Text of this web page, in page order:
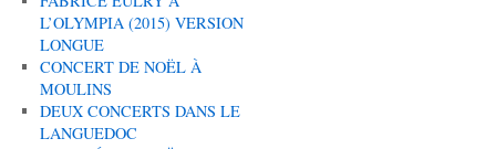
L’OLYMPIA (2015) VERSION
LONGUE
CONCERT DE NOËL À
MOULINS
DEUX CONCERTS DANS LE
LANGUEDOC